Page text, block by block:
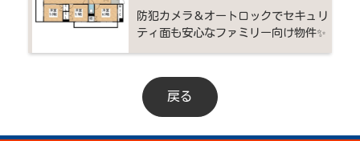
防犯カメラ＆オートロックでセキュリ
ティ面も安心なファミリー向け物件✨
戻る